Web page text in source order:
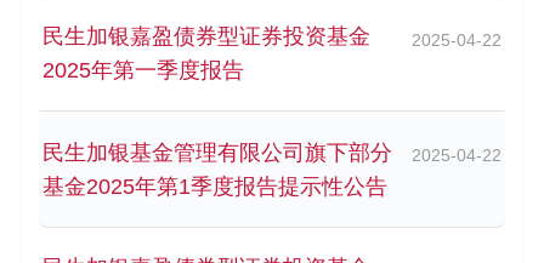
民生加银嘉盈债券型证券投资基金
2025年第一季度报告
2025-04-22
民生加银基金管理有限公司旗下部分
基金2025年第1季度报告提示性公告
2025-04-22